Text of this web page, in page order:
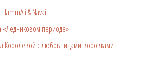
& Navai
«Ледниковом периоде»
Королёвой с любовницами-воровками